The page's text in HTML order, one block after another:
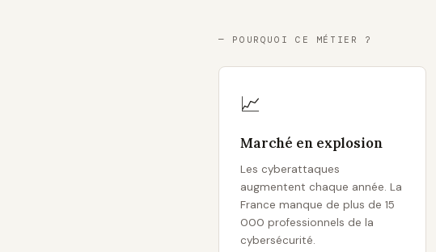
— POURQUOI CE MÉTIER ?
📈
Marché en explosion
Les cyberattaques
augmentent chaque année. La
France manque de plus de 15
000 professionnels de la
cybersécurité.